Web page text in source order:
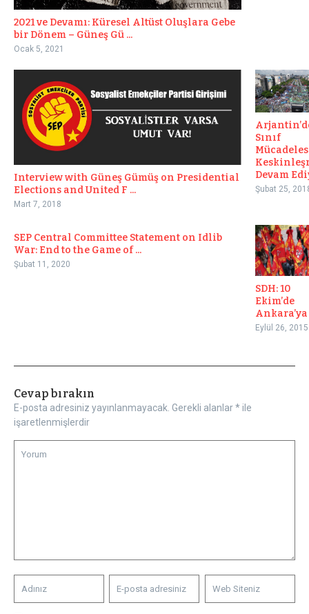
2021 ve Devamı: Küresel Altüst Oluşlara Gebe
bir Dönem – Güneş Gü ...
Ocak 5, 2021
Interview with Güneş Gümüş on Presidential
Elections and United F ...
Mart 7, 2018
Sınıf
Devam
Şubat 25,
SEP Central Committee Statement on Idlib
War: End to the Game of ...
Şubat 11, 2020
SDH: 10
Ekim’de
Eylül 26, 2015
Cevap bırakın
E-posta adresiniz yayınlanmayacak. Gerekli alanlar*ile
işaretlenmişlerdir